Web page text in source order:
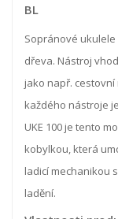
BL
Sopránové ukulele
dřeva. Nástroj
jako např.
každého nástroje
UKE 100 je tento
kobylkou, která
ladicí mechanikou
ladění.